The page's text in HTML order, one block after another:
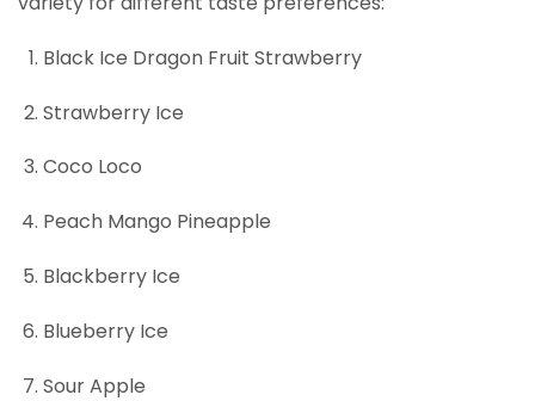
Black Ice Dragon Fruit Strawberry
Strawberry Ice
Coco Loco
Peach Mango Pineapple
Blackberry Ice
Blueberry Ice
Sour Apple